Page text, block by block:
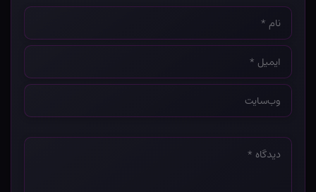
نام
*
ایمیل
*
وب‌سایت
*
دیدگاه